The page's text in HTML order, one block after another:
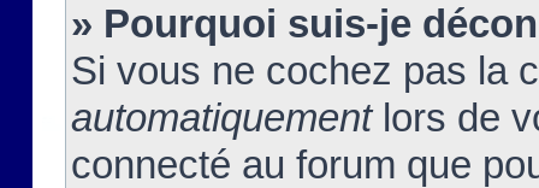
» Pourquoi suis-je
Si vous ne cochez pas la
automatiquementlors de
connecté au forum que